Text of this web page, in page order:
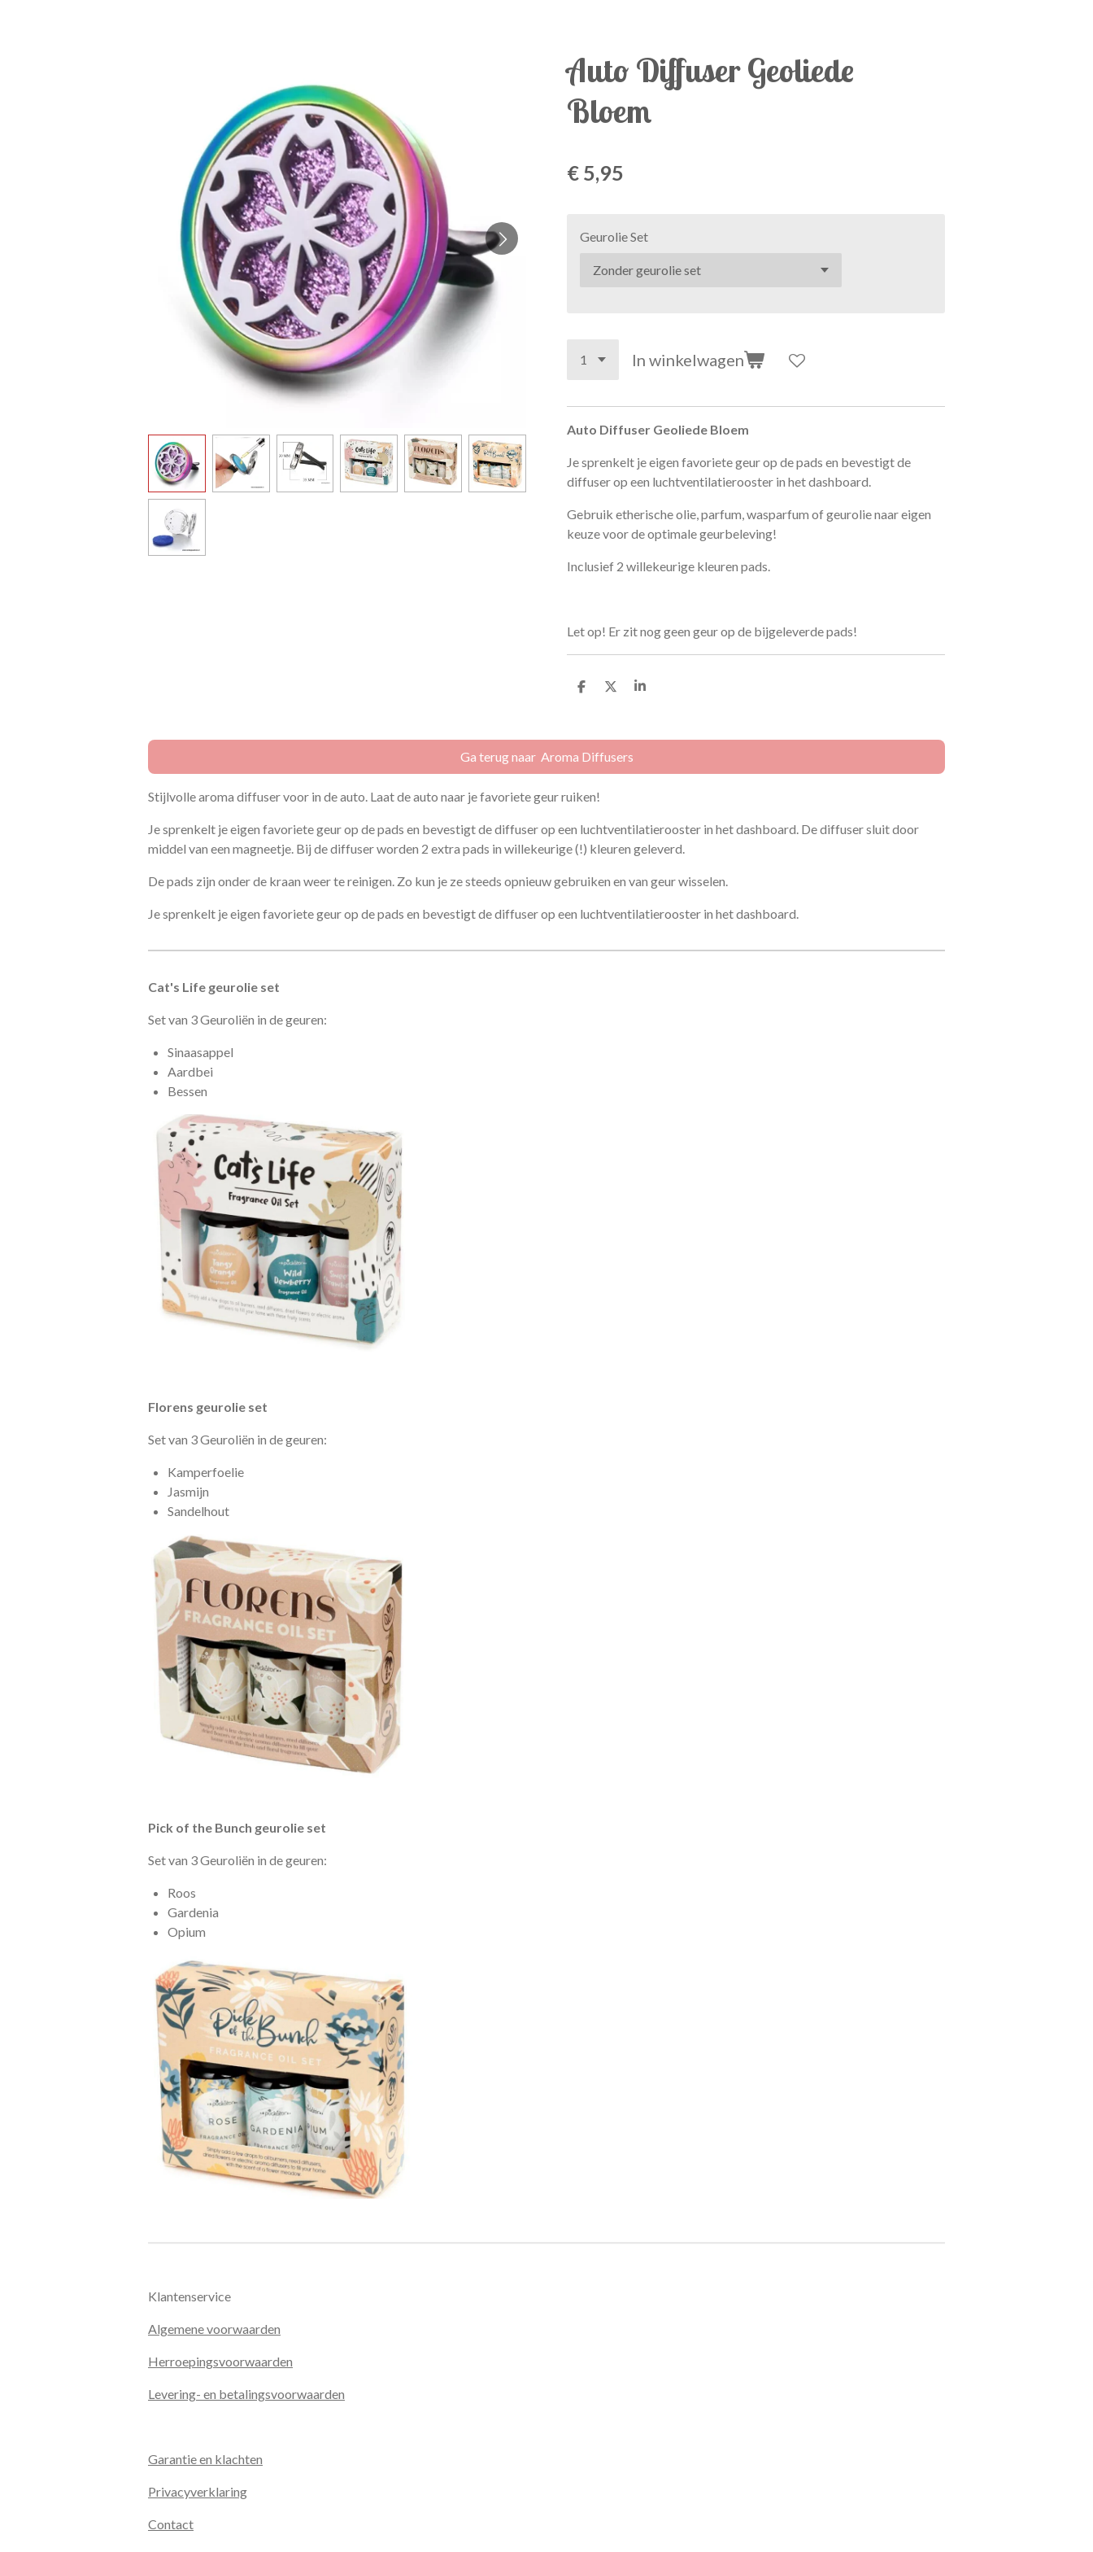
Auto Diffuser Geoliede
Bloem
€ 5,95
Geurolie Set
In winkelwagen
Auto Diffuser Geoliede Bloem
Je sprenkelt je eigen favoriete geur op de pads en bevestigt de
diffuser op een luchtventilatierooster in het dashboard.
Gebruik etherische olie, parfum, wasparfum of geurolie naar eigen
keuze voor de optimale geurbeleving!
Inclusief 2 willekeurige kleuren pads.
Let op! Er zit nog geen geur op de bijgeleverde pads!
D
n
D
S
e
Ga terug naar Aroma Diffusers
Stijlvolle aroma diffuser voor in de auto. Laat de auto naar je favoriete geur ruiken!
Je sprenkelt je eigen favoriete geur op de pads en bevestigt de diffuser op een luchtventilatierooster in het dashboard. De diffuser sluit door
middel van een magneetje. Bij de diffuser worden 2 extra pads in willekeurige (!) kleuren geleverd.
De pads zijn onder de kraan weer te reinigen. Zo kun je ze steeds opnieuw gebruiken en van geur wisselen.
Je sprenkelt je eigen favoriete geur op de pads en bevestigt de diffuser op een luchtventilatierooster in het dashboard.
Cat's Life geurolie set
Set van 3 Geuroliën in de geuren:
Sinaasappel
Aardbei
Bessen
Florens geurolie set
Set van 3 Geuroliën in de geuren:
Kamperfoelie
Jasmijn
Sandelhout
Pick of the Bunch geurolie set
Set van 3 Geuroliën in de geuren:
Roos
Gardenia
Opium
Klantenservice
Algemene voorwaarden
Herroepingsvoorwaarden
Levering- en betalingsvoorwaarden
Garantie en klachten
Privacyverklaring
Contact